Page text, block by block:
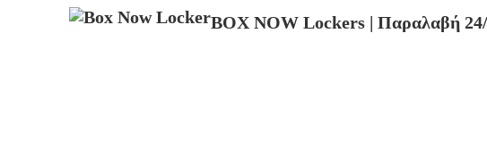
BOX NOW Lockers | Παραλαβή